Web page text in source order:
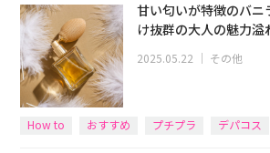
甘い匂いが特徴のバ
け抜群の大人の魅力
2025.05.22 ｜ その他
How to おすすめ プチプラ デパコス